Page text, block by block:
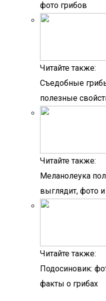
фото грибов
Читайте также:
Съедобные
полезные
Читайте также:
Меланолеука
выглядит, фото
Читайте также:
Подосиновик:
факты о грибах